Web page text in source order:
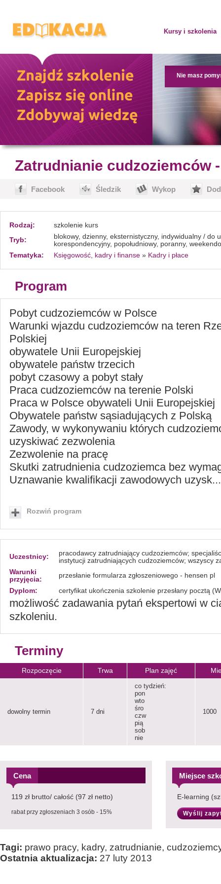
Kursy i szkolenia
Nie masz
Zatrudnianie cudzoziemców
Facebook Śledzik Wykop
Rodzaj:
szkolenie kurs
Tryb:
blokowy, dzienny, eksternistyczny, indywidualny / do
korespondencyjny, popołudniowy, poranny,
Tematyka:
Księgowość, kadry i finanse » Kadry i płace
Program
Pobyt cudzoziemców w Polsce
Warunki wjazdu cudzoziemców na teren
Polskiej
obywatele Unii Europejskiej
obywatele państw trzecich
pobyt czasowy a pobyt stały
Praca cudzoziemców na terenie Polski
Praca w Polsce obywateli Unii Europejskiej
Obywatele państw sąsiadujących z Polską
Zawody, w wykonywaniu których
uzyskiwać zezwolenia
Zezwolenie na pracę
Skutki zatrudnienia cudzoziemca bez
Uznawanie kwalifikacji zawodowych uzysk...
Rozwiń program
Uczestnicy:
pracodawcy zatrudniający cudzoziemców;
instytucji zatrudniających cudzoziemców; wszyscy
Warunki
przyjęcia:
przesłanie formularza zgłoszeniowego - hensen pl
Dyplom: certyfikat ukończenia szkolenie przesłany pocztą
możliwość zadawania pytań ekspertowi w
szkoleniu.
Terminy
Rozpoczęcie Trwa Plan zajęć
dowolny termin 7 dni
co tydzień:
pon
wto
śro
czw
pią
sob
nie
1000
Cena
119 zł brutto/ całość (97 zł netto)
rabat przy zgłoszeniach 3 osób - 15%
Miejsce
E-learning
Wyślij
Tagi: prawo pracy, kadry, zatrudnianie,
Ostatnia aktualizacja: 27 luty 2013